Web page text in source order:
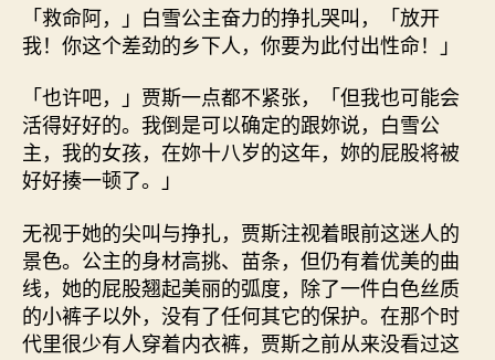
「救命阿，」白雪公主奋力的挣扎哭叫，「放开
我！你这个差劲的乡下人，你要为此付出性命！」
「也许吧，」贾斯一点都不紧张，「但我也可能会
活得好好的。我倒是可以确定的跟妳说，白雪公
主，我的女孩，在妳十八岁的这年，妳的屁股将被
好好揍一顿了。」
无视于她的尖叫与挣扎，贾斯注视着眼前这迷人的
景色。公主的身材高挑、苗条，但仍有着优美的曲
线，她的屁股翘起美丽的弧度，除了一件白色丝质
的小裤子以外，没有了任何其它的保护。在那个时
代里很少有人穿着内衣裤，贾斯之前从来没看过这